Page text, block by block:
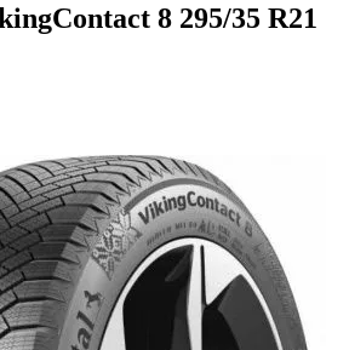
8 295/35 R21